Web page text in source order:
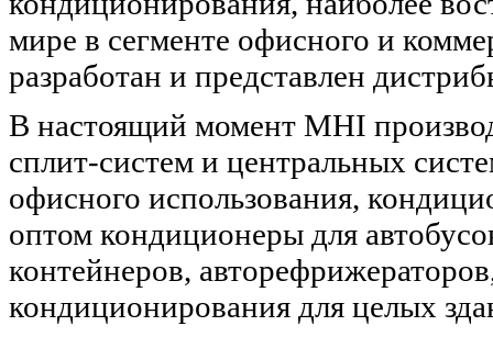
мире в сегменте офисного и
разработан и представлен
В настоящий момент MHI
сплит-систем и центральных
офисного использования,
оптом кондиционеры для
контейнеров,
кондиционирования для целых